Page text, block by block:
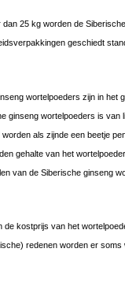
dan 25 kg worden de
geschiedt
wortelpoeders zijn in het
ginseng wortelpoeders is van
als zijnde een beetje
gehalte van het
van de Siberische ginseng
de kostprijs van het
redenen worden er soms